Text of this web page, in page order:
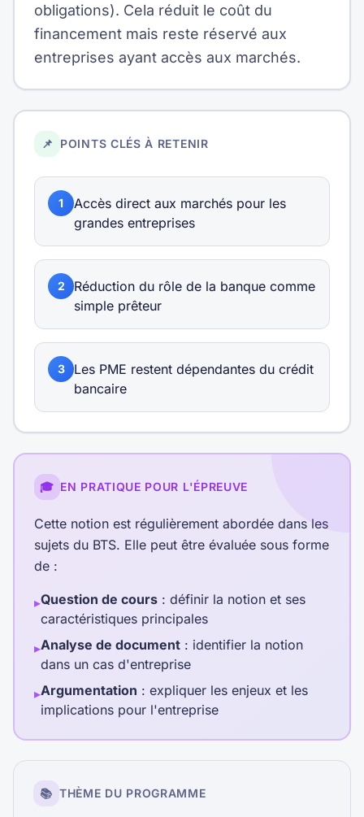
obligations). Cela réduit le coût du
financement mais reste réservé aux
entreprises ayant accès aux marchés.
📌 POINTS CLÉS À RETENIR
1
Accès direct aux marchés pour les
grandes entreprises
2
Réduction du rôle de la banque comme
simple prêteur
3
Les PME restent dépendantes du crédit
bancaire
🎓 EN PRATIQUE POUR L'ÉPREUVE
Cette notion est régulièrement abordée dans les
sujets du BTS. Elle peut être évaluée sous forme
de :
▸Question de cours : définir la notion et ses
caractéristiques principales
▸Analyse de document : identifier la notion
dans un cas d'entreprise
▸Argumentation : expliquer les enjeux et les
implications pour l'entreprise
📚 THÈME DU PROGRAMME